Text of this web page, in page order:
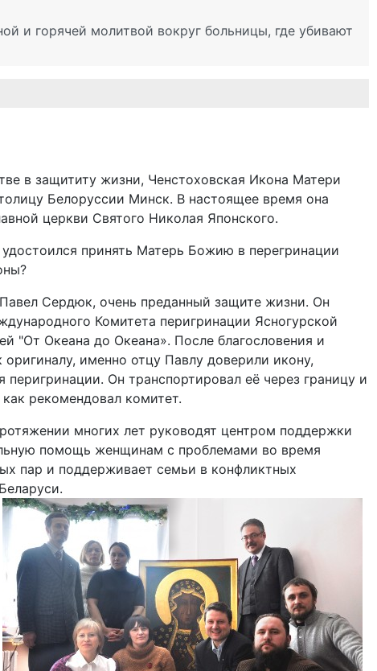
и горячей молитвой вокруг больницы, где убивают
в защититу жизни, Ченстоховская Икона Матери
Белоруссии Минск. В настоящее время она
церкви Святого Николая Японского.
принять Матерь Божию в перегринации
Сердюк, очень преданный защите жизни. Он
Комитета перигринации Ясногурской
"От Океана до Океана». После благословения и
именно отцу Павлу доверили икону,
перигринации. Он транспортировал её через границу и
рекомендовал комитет.
многих лет руководят центром поддержки
помощь женщинам с проблемами во время
пар и поддерживает семьи в конфликтных